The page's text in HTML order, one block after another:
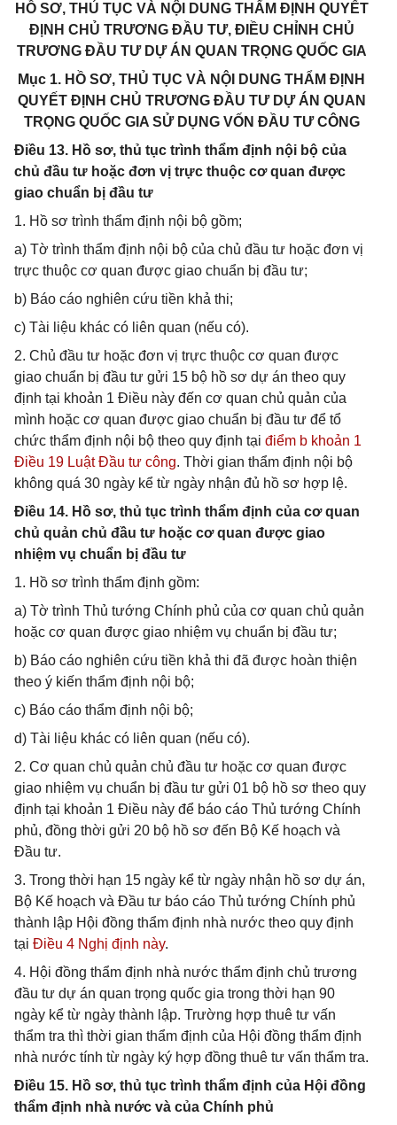
HỒ SƠ, THỦ TỤC VÀ NỘI DUNG THẨM ĐỊNH QUYẾT
ĐỊNH CHỦ TRƯƠNG ĐẦU TƯ, ĐIỀU CHỈNH CHỦ
TRƯƠNG ĐẦU TƯ DỰ ÁN QUAN TRỌNG QUỐC GIA
Mục 1. HỒ SƠ, THỦ TỤC VÀ NỘI DUNG THẨM ĐỊNH
QUYẾT ĐỊNH CHỦ TRƯƠNG ĐẦU TƯ DỰ ÁN QUAN
TRỌNG QUỐC GIA SỬ DỤNG VỐN ĐẦU TƯ CÔNG
Điều 13. Hồ sơ, thủ tục trình thẩm định nội bộ của
chủ đầu tư hoặc đơn vị trực thuộc cơ quan được
giao chuẩn bị đầu tư
1. Hồ sơ trình thẩm định nội bộ gồm;
a) Tờ trình thẩm định nội bộ của chủ đầu tư hoặc đơn vị
trực thuộc cơ quan được giao chuẩn bị đầu tư;
b) Báo cáo nghiên cứu tiền khả thi;
c) Tài liệu khác có liên quan (nếu có).
2. Chủ đầu tư hoặc đơn vị trực thuộc cơ quan được
giao chuẩn bị đầu tư gửi 15 bộ hồ sơ dự án theo quy
định tại khoản 1 Điều này đến cơ quan chủ quản của
mình hoặc cơ quan được giao chuẩn bị đầu tư để tổ
chức thẩm định nội bộ theo quy định tại điểm b khoản 1
Điều 19 Luật Đầu tư công. Thời gian thẩm định nội bộ
không quá 30 ngày kể từ ngày nhận đủ hồ sơ hợp lệ.
Điều 14. Hồ sơ, thủ tục trình thẩm định của cơ quan
chủ quản chủ đầu tư hoặc cơ quan được giao
nhiệm vụ chuẩn bị đầu tư
1. Hồ sơ trình thẩm định gồm:
a) Tờ trình Thủ tướng Chính phủ của cơ quan chủ quản
hoặc cơ quan được giao nhiệm vụ chuẩn bị đầu tư;
b) Báo cáo nghiên cứu tiền khả thi đã được hoàn thiện
theo ý kiến thẩm định nội bộ;
c) Báo cáo thẩm định nội bộ;
d) Tài liệu khác có liên quan (nếu có).
2. Cơ quan chủ quản chủ đầu tư hoặc cơ quan được
giao nhiệm vụ chuẩn bị đầu tư gửi 01 bộ hồ sơ theo quy
định tại khoản 1 Điều này để báo cáo Thủ tướng Chính
phủ, đồng thời gửi 20 bộ hồ sơ đến Bộ Kế hoạch và
Đầu tư.
3. Trong thời hạn 15 ngày kể từ ngày nhận hồ sơ dự án,
Bộ Kế hoạch và Đầu tư báo cáo Thủ tướng Chính phủ
thành lập Hội đồng thẩm định nhà nước theo quy định
tại Điều 4 Nghị định này.
4. Hội đồng thẩm định nhà nước thẩm định chủ trương
đầu tư dự án quan trọng quốc gia trong thời hạn 90
ngày kể từ ngày thành lập. Trường hợp thuê tư vấn
thẩm tra thì thời gian thẩm định của Hội đồng thẩm định
nhà nước tính từ ngày ký hợp đồng thuê tư vấn thẩm tra.
Điều 15. Hồ sơ, thủ tục trình thẩm định của Hội đồng
thẩm định nhà nước và của Chính phủ